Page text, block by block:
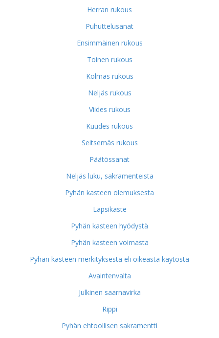
Herran rukous
Puhuttelusanat
Ensimmäinen rukous
Toinen rukous
Kolmas rukous
Neljäs rukous
Viides rukous
Kuudes rukous
Seitsemäs rukous
Päätössanat
Neljäs luku, sakramenteista
Pyhän kasteen olemuksesta
Lapsikaste
Pyhän kasteen hyödystä
Pyhän kasteen voimasta
Pyhän kasteen merkityksestä eli oikeasta käytöstä
Avaintenvalta
Julkinen saarnavirka
Rippi
Pyhän ehtoollisen sakramentti